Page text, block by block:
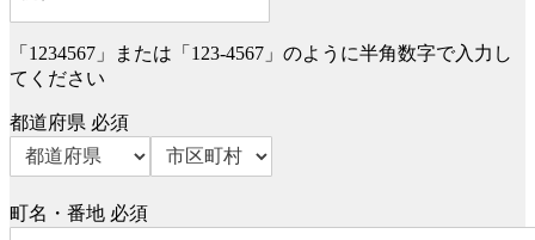
「1234567」または「123-4567」のように半角数字で入力し
てください
都道府県 必須
町名・番地 必須